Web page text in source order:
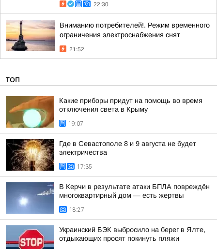
22:30
Вниманию потребителей!. Режим временного
ограничения электроснабжения снят
21:52
ТОП
Какие приборы придут на помощь во время
отключения света в Крыму
19:07
Где в Севастополе 8 и 9 августа не будет
электричества
17:35
В Керчи в результате атаки БПЛА повреждён
многоквартирный дом — есть жертвы
18:27
Украинский БЭК выбросило на берег в Ялте,
отдыхающих просят покинуть пляжи